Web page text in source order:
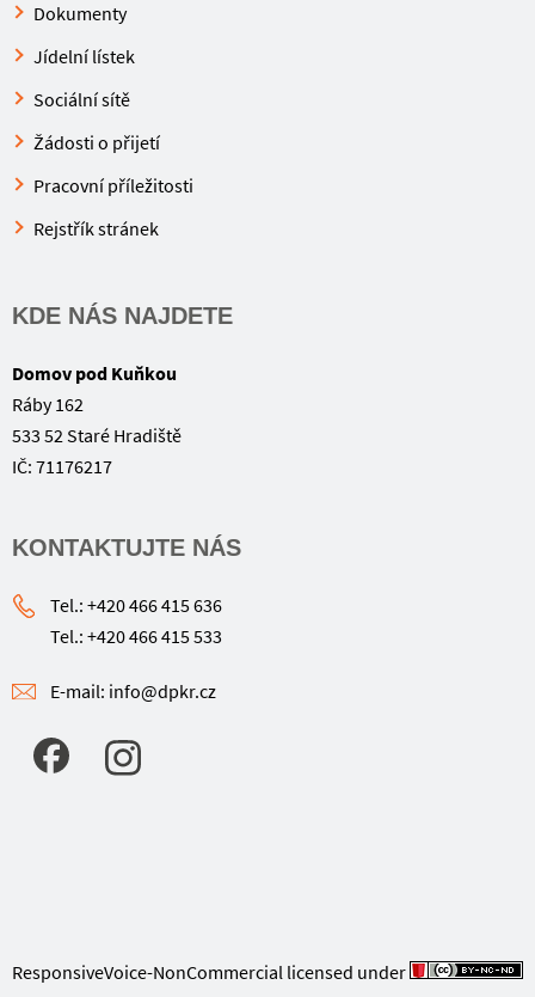
Dokumenty
Jídelní lístek
Sociální sítě
Žádosti o přijetí
Pracovní příležitosti
Rejstřík stránek
KDE NÁS NAJDETE
Domov pod Kuňkou
Ráby 162
533 52 Staré Hradiště
IČ: 71176217
KONTAKTUJTE NÁS
Tel.: +420 466 415 636
Tel.: +420 466 415 533
E-mail: info@dpkr.cz
ResponsiveVoice-NonCommercial licensed under